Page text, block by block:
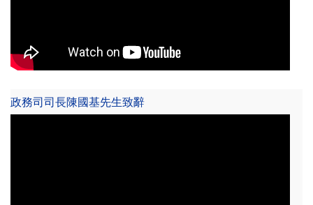
政務司司長陳國基先生致辭